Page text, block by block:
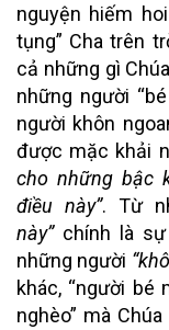
nguyện hiếm
tụng” Cha trên
cả những gì
những người
người khôn
được mặc khải
cho những bậc
điều này”. Từ
này”chính là sự
những người
khác, “người bé
nghèo” mà